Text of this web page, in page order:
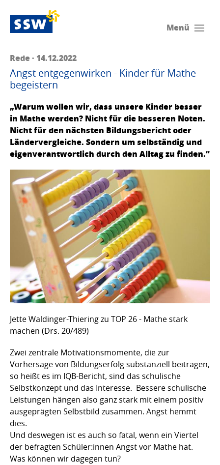
Menü
Rede · 14.12.2022
Angst entgegenwirken - Kinder für Mathe
begeistern
„Warum wollen wir, dass unsere Kinder besser
in Mathe werden? Nicht für die besseren Noten.
Nicht für den nächsten Bildungsbericht oder
Ländervergleiche. Sondern um selbständig und
eigenverantwortlich durch den Alltag zu finden.“
Jette Waldinger-Thiering zu TOP 26 - Mathe stark
machen (Drs. 20/489)
Zwei zentrale Motivationsmomente, die zur
Vorhersage von Bildungserfolg substanziell beitragen,
so heißt es im IQB-Bericht, sind das schulische
Selbstkonzept und das Interesse. Bessere schulische
Leistungen hängen also ganz stark mit einem positiv
ausgeprägten Selbstbild zusammen. Angst hemmt
dies.
Und deswegen ist es auch so fatal, wenn ein Viertel
der befragten Schüler:innen Angst vor Mathe hat.
Was können wir dagegen tun?